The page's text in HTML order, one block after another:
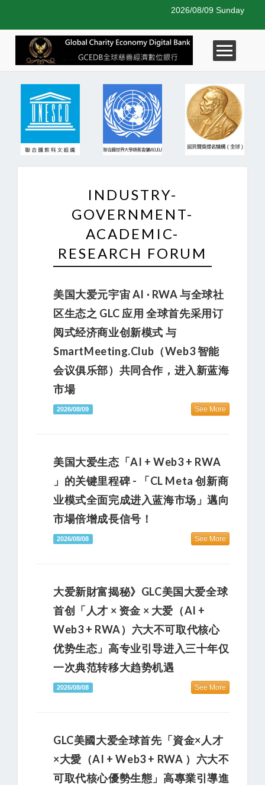
2026/08/09 Sunday
INDUSTRY-
GOVERNMENT-
ACADEMIC-
RESEARCH FORUM
美国大爱元宇宙 AI · RWA 与全球社
区生态之 GLC 应用 全球首先采用订
阅式经济商业创新模式 与
SmartMeeting.club（Web3 智能
会议俱乐部）共同合作，进入新蓝海
市場
2026/08/09 See More
美国大爱生态「AI + Web3 + RWA
」的关键里程碑 - 「CL Meta 创新商
业模式全面完成进入蓝海市场」邁向
市場倍增成長信号！
2026/08/08 See More
大爱新財富揭秘》GLC美国大爱全球
首创「人才 × 资金 × 大爱（AI +
Web3 + RWA）六大不可取代核心
优势生态」高专业引导进入三十年仅
一次典范转移大趋势机遇
2026/08/08 See More
GLC美國大爱全球首先「資金×人才
×大愛（AI + Web3 + RWA ）六大不
可取代核心優勢生態」高專業引導進